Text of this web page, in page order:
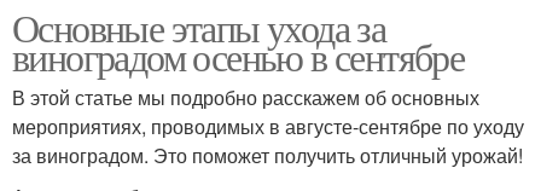
Основные этапы ухода за
виноградом осенью в сентябре
В этой статье мы подробно расскажем об основных
мероприятиях, проводимых в августе-сентябре по уходу
за виноградом. Это поможет получить отличный урожай!